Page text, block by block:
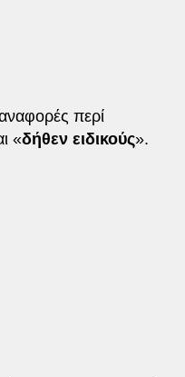
αναφορές περί
«δήθεν ειδικούς».